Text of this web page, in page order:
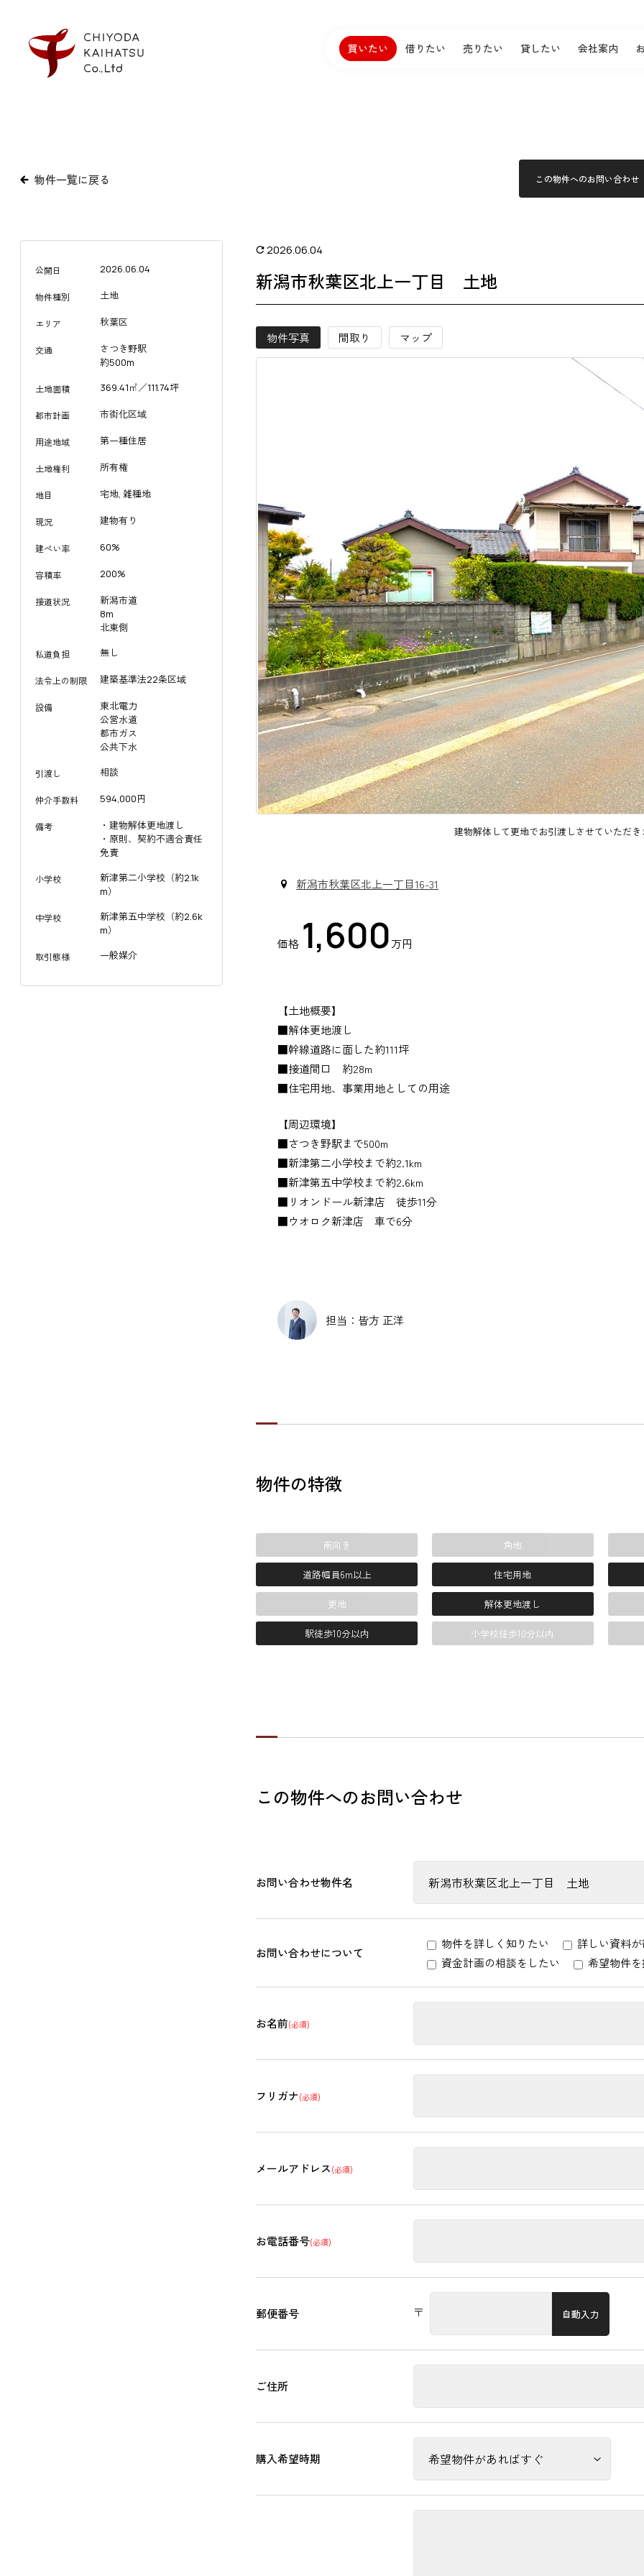
買いたい 借りたい 売りたい 貸したい 会社案内
物件一覧に戻る この物件へのお問い合わせ
2026.06.04
新潟市秋葉区北上一丁目 土地
物件写真 間取り マップ
建物解体して更地でお引渡しさせていただき
新潟市秋葉区北上一丁目16-31
価格 1,600万円
【土地概要】
■解体更地渡し
■幹線道路に面した約111坪
■接道間口 約28m
■住宅用地、事業用地としての用途
【周辺環境】
■さつき野駅まで500m
■新津第二小学校まで約2.1km
■新津第五中学校まで約2.6km
■リオンドール新津店 徒歩11分
■ウオロク新津店 車で6分
担当：皆方 正洋
物件の特徴
南向き 角地
道路幅員6m以上 住宅用地
更地 解体更地渡し
駅徒歩10分以内 小学校徒歩10分以内
この物件へのお問い合わせ
お問い合わせ物件名
お問い合わせについて
物件を詳しく知りたい
詳しい資料
資金計画の相談をしたい
希望物件
お名前(必須)
フリガナ(必須)
メールアドレス(必須)
お電話番号(必須)
郵便番号 〒 自動入力
ご住所
購入希望時期
公開日 2026.06.04
物件種別 土地
エリア 秋葉区
交通
さつき野駅
約500m
土地面積 369.41㎡／111.74坪
都市計画 市街化区域
用途地域 第一種住居
土地権利 所有権
地目 宅地, 雑種地
現況 建物有り
建ぺい率 60%
容積率 200%
接道状況
新潟市道
8m
北東側
私道負担 無し
法令上の制限 建築基準法22条区域
設備
東北電力
公営水道
都市ガス
公共下水
引渡し 相談
仲介手数料 594,000円
備考
・建物解体更地渡し
・原則、契約不適合責任
免責
小学校
新津第二小学校（約2.1k
m）
中学校
新津第五中学校（約2.6k
m）
取引態様 一般媒介